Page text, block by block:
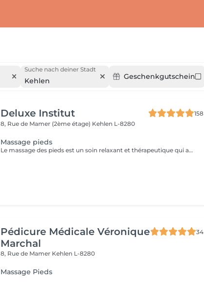
Suche nach deiner Stadt
Kehlen Geschenkgutschein
Deluxe Institut
158
8, Rue de Mamer (2ème étage) Kehlen L-8280
Massage pieds
Le massage des pieds est un soin relaxant et thérapeutique qui apporte de nombreux bienfaits tant pour le corps que pour l'esprit. En stimulant des points spécifiques sur les pieds, il aide à réduire les tensions et améliore la circulation sanguine.
Pédicure Médicale Véronique
Marchal
34
8, Rue de Mamer Kehlen L-8280
Massage Pieds